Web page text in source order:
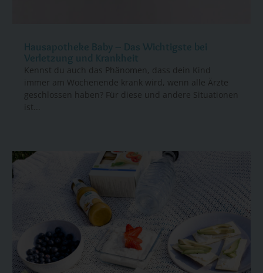
Hausapotheke Baby – Das Wichtigste bei
Verletzung und Krankheit
Kennst du auch das Phänomen, dass dein Kind
immer am Wochenende krank wird, wenn alle Ärzte
geschlossen haben? Für diese und andere Situationen
ist...